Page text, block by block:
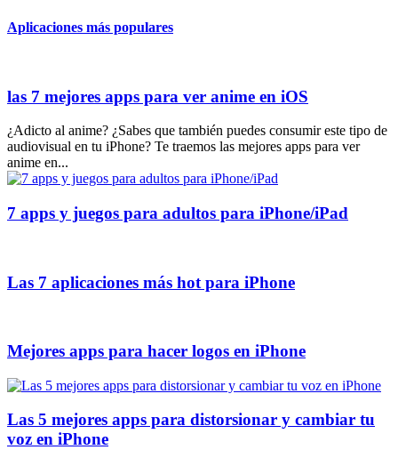
Aplicaciones más populares
las 7 mejores apps para ver anime en iOS
¿Adicto al anime? ¿Sabes que también puedes consumir este tipo de
audiovisual en tu iPhone? Te traemos las mejores apps para ver
anime en...
7 apps y juegos para adultos para iPhone/iPad
Las 7 aplicaciones más hot para iPhone
Mejores apps para hacer logos en iPhone
Las 5 mejores apps para distorsionar y cambiar tu
voz en iPhone